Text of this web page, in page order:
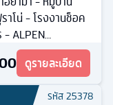
าโน่ - โรงงานช็อค
- ALPEN
ดูรายละเอียด
รหัส25378